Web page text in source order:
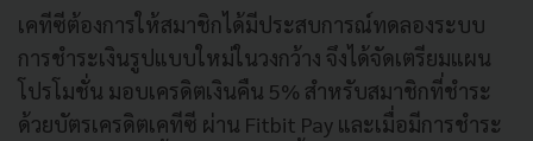
เคทีซีต้องการให้สมาชิกได้มีประสบการณ์ทดลองระบบ
การชำระเงินรูปแบบใหม่ในวงกว้าง จึงได้จัดเตรียมแผน
โปรโมชั่น มอบเครดิตเงินคืน 5% สำหรับสมาชิกที่ชำระ
ด้วยบัตรเครดิตเคทีซี ผ่าน Fitbit Pay และเมื่อมีการชำระ